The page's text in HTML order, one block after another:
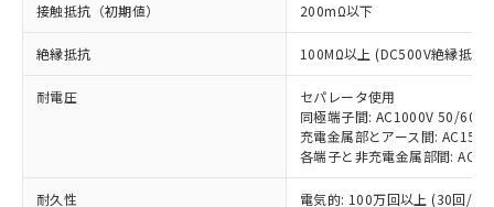
接触抵抗（初期値） 200mΩ以下
絶縁抵抗 100MΩ以上 (DC500V絶縁抵抗
耐電圧
セパレータ使用
同極端子間: AC1000V 50/
充電金属部とアース間:
各端子と非充電金属部間:
耐久性 電気的: 100万回以上 (30回/
以下の条件をお読みいただき、同意のうえ
本サービスは、当社制御機器事業取扱
対応予定：EU RoHS指令（10物質）の非含
有に対応した製品に切り替える予定のある
商品です。
非含有に非対応の商品で、対応品を出す予
調査・確認中：EU RoHS指令（10物質）の
非含有の対応状況を調査中または確認中の